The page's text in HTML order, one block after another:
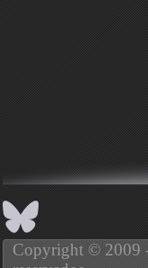
Copyright © 2009